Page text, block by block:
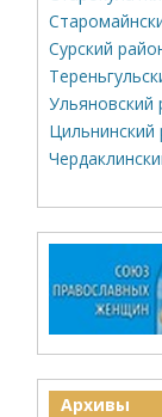
Сурский
Ульяновский
Цильнинский
Архивы